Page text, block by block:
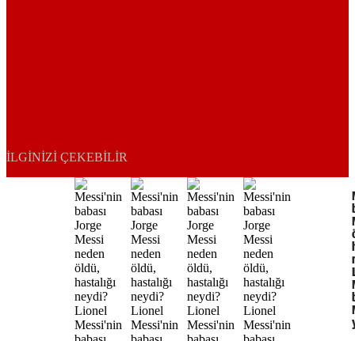
İLGINIZI ÇEKEBILIR